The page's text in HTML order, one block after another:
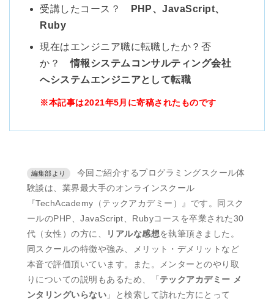
受講したコース？
PHP、JavaScript、
Ruby
現在はエンジニア職に転職したか？否
か？情報システムコンサルティング会社
へシステムエンジニアとして転職
※本記事は2021年5月に寄稿されたものです
今回ご紹介するプログラミングスクール体
験談は、業界最大手のオンラインスクール
『TechAcademy（テックアカデミー）』です。同スク
ールのPHP、JavaScript、Rubyコースを卒業された30
代（女性）の方に、
リアルな感想を執筆頂きました。
同スクールの特徴や強み、メリット・デメリットなど
本音で評価頂いています。また。メンターとのやり取
りについての説明もあるため、「 テックアカデミー メ
ンタリングいらない 」と検索して訪れた方にとって